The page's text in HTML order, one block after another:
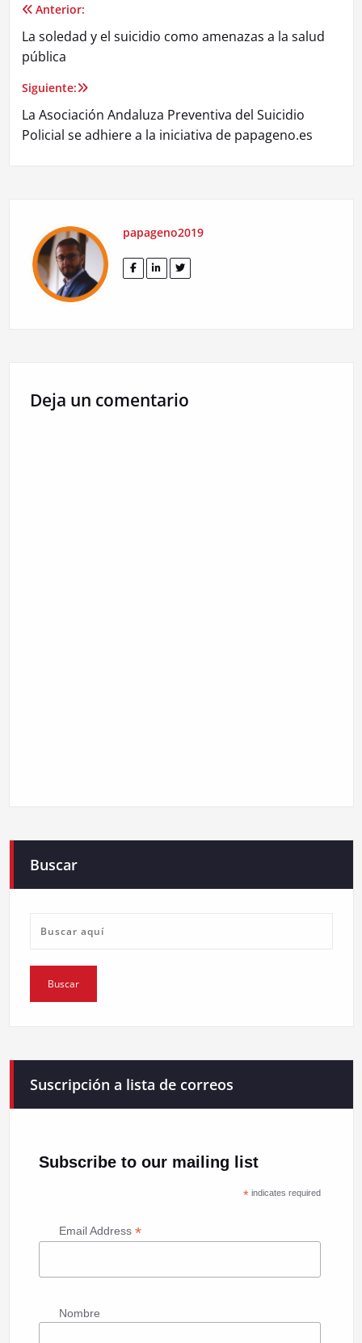
Navegación
de
entradas
Anterior:
La soledad y el suicidio como amenazas a la salud
pública
Siguiente:
La Asociación Andaluza Preventiva del Suicidio
Policial se adhiere a la iniciativa de papageno.es
papageno2019
Deja un comentario
Buscar
Suscripción a lista de correos
Subscribe to our mailing list
*indicates required
Email Address *
Nombre